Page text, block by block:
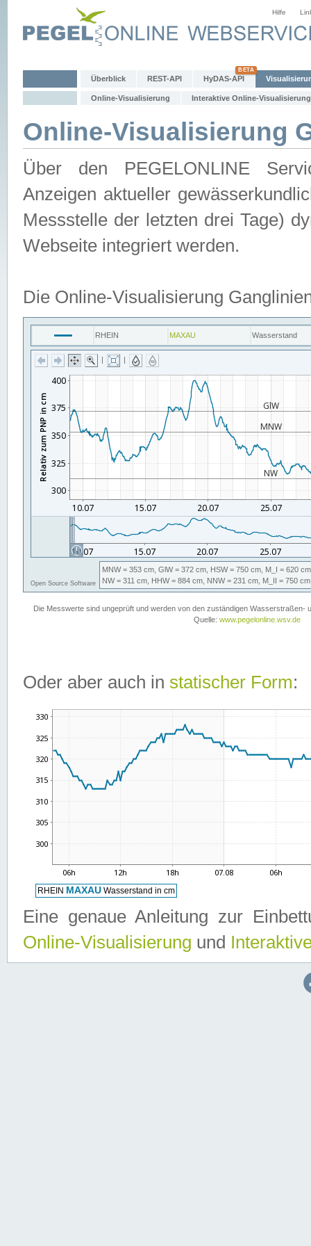
Hilfe
Überblick REST-API HyDAS-API
Online-Visualisierung Interaktive Online-Visualisierung
Online-Visualisierung
Über den PEGELONLINE
Anzeigen aktueller
Messstelle der letzten drei Tage)
Webseite integriert werden.
Die Online-Visualisierung
Oder aber auch in statischer Form:
Eine genaue Anleitung zur
Online-Visualisierung und